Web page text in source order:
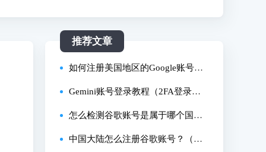
推荐文章
如何注册美国地区的Google账号？
（2026美区谷歌账号创建教程）
Gemini账号登录教程（2FA登录详
细步骤）
怎么检测谷歌账号是属于哪个国家
的？10秒在线快捷查询法！
中国大陆怎么注册谷歌账号？（国